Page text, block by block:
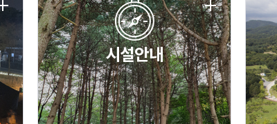
시설안내